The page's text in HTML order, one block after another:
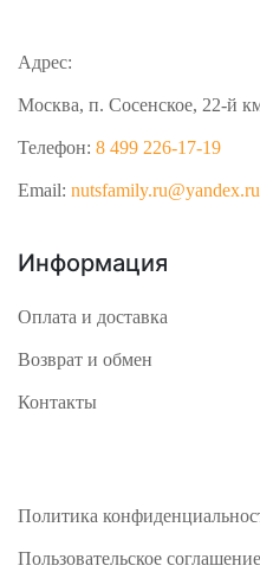
Адрес:
Москва, п. Сосенское, 22-й
Телефон: 8 499 226-17-19
Email: nutsfamily.ru@yandex.ru
Информация
Оплата и доставка
Возврат и обмен
Контакты
Политика
Пользовательское соглашение